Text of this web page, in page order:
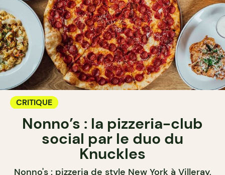
CRITIQUE
Nonno’s : la pizzeria-club
social par le duo du
Knuckles
Nonno's : pizzeria de style New York à Villeray,